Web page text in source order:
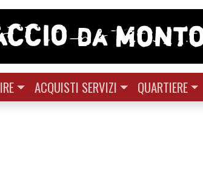
ACQUISTI SERVIZI QUARTIERE